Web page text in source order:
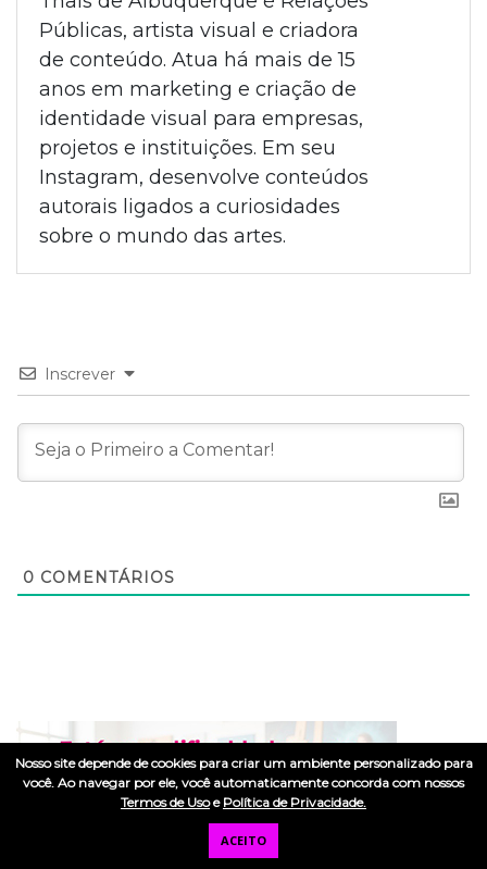
Públicas, artista visual e criadora
de conteúdo. Atua há mais de 15
anos em marketing e criação de
identidade visual para empresas,
projetos e instituições. Em seu
Instagram, desenvolve conteúdos
autorais ligados a curiosidades
sobre o mundo das artes.
Inscrever
0 COMENTÁRIOS
Nosso site depende de cookies para criar um ambiente personalizado para
você. Ao navegar por ele, você automaticamente concorda com nossos
Termos de Usoe Política de Privacidade.
ACEITO